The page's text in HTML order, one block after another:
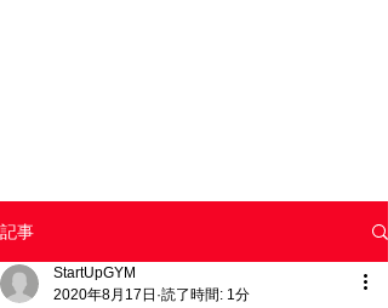
記事
StartUpGYM
2020年8月17日 読了時間: 1分